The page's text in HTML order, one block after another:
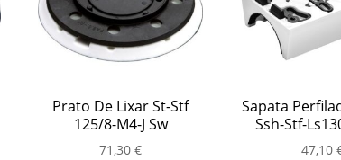
Prato De Lixar St-Stf
125/8-M4-J Sw
71,30€
Sapata
Ssh-Stf-
47,10